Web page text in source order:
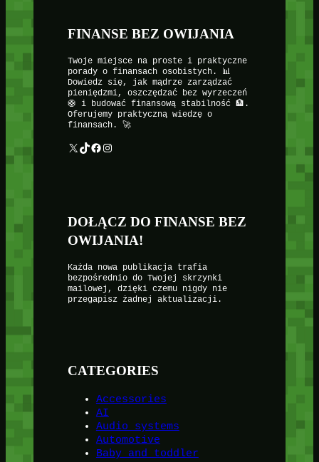
FINANSE BEZ OWIJANIA
Twoje miejsce na proste i praktyczne
porady o finansach osobistych. 📊
Dowiedz się, jak mądrze zarządzać
pieniędzmi, oszczędzać bez wyrzeczeń
🛟 i budować finansową stabilność 🏦.
Oferujemy praktyczną wiedzę o
finansach. 🚀
X TikTok Facebook Instagram
DOŁĄCZ DO FINANSE BEZ
OWIJANIA!
Każda nowa publikacja trafia
bezpośrednio do Twojej skrzynki
mailowej, dzięki czemu nigdy nie
przegapisz żadnej aktualizacji.
CATEGORIES
Accessories
AI
Audio systems
Automotive
Baby and toddler